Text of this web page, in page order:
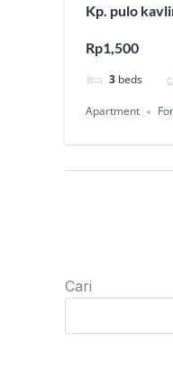
Kp. pulo
Rp1,500
3 beds
Apartment
Cari